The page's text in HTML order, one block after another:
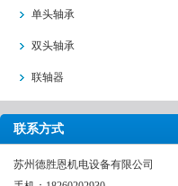
单头轴承
双头轴承
联轴器
联系方式
苏州德胜恩机电设备有限公司